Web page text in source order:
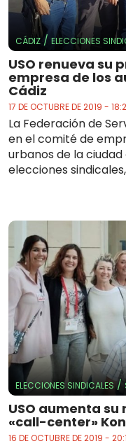
CÁDIZ / ELECCIONES
USO renueva su
empresa de los
Cádiz
17 DE OCTUBRE DE 2019 -
La Federación de
en el comité de
urbanos de la ciudad
elecciones sindicales,
ELECCIONES SINDICALES/
USO aumenta
«call-center»
16 DE OCTUBRE DE 2019 -